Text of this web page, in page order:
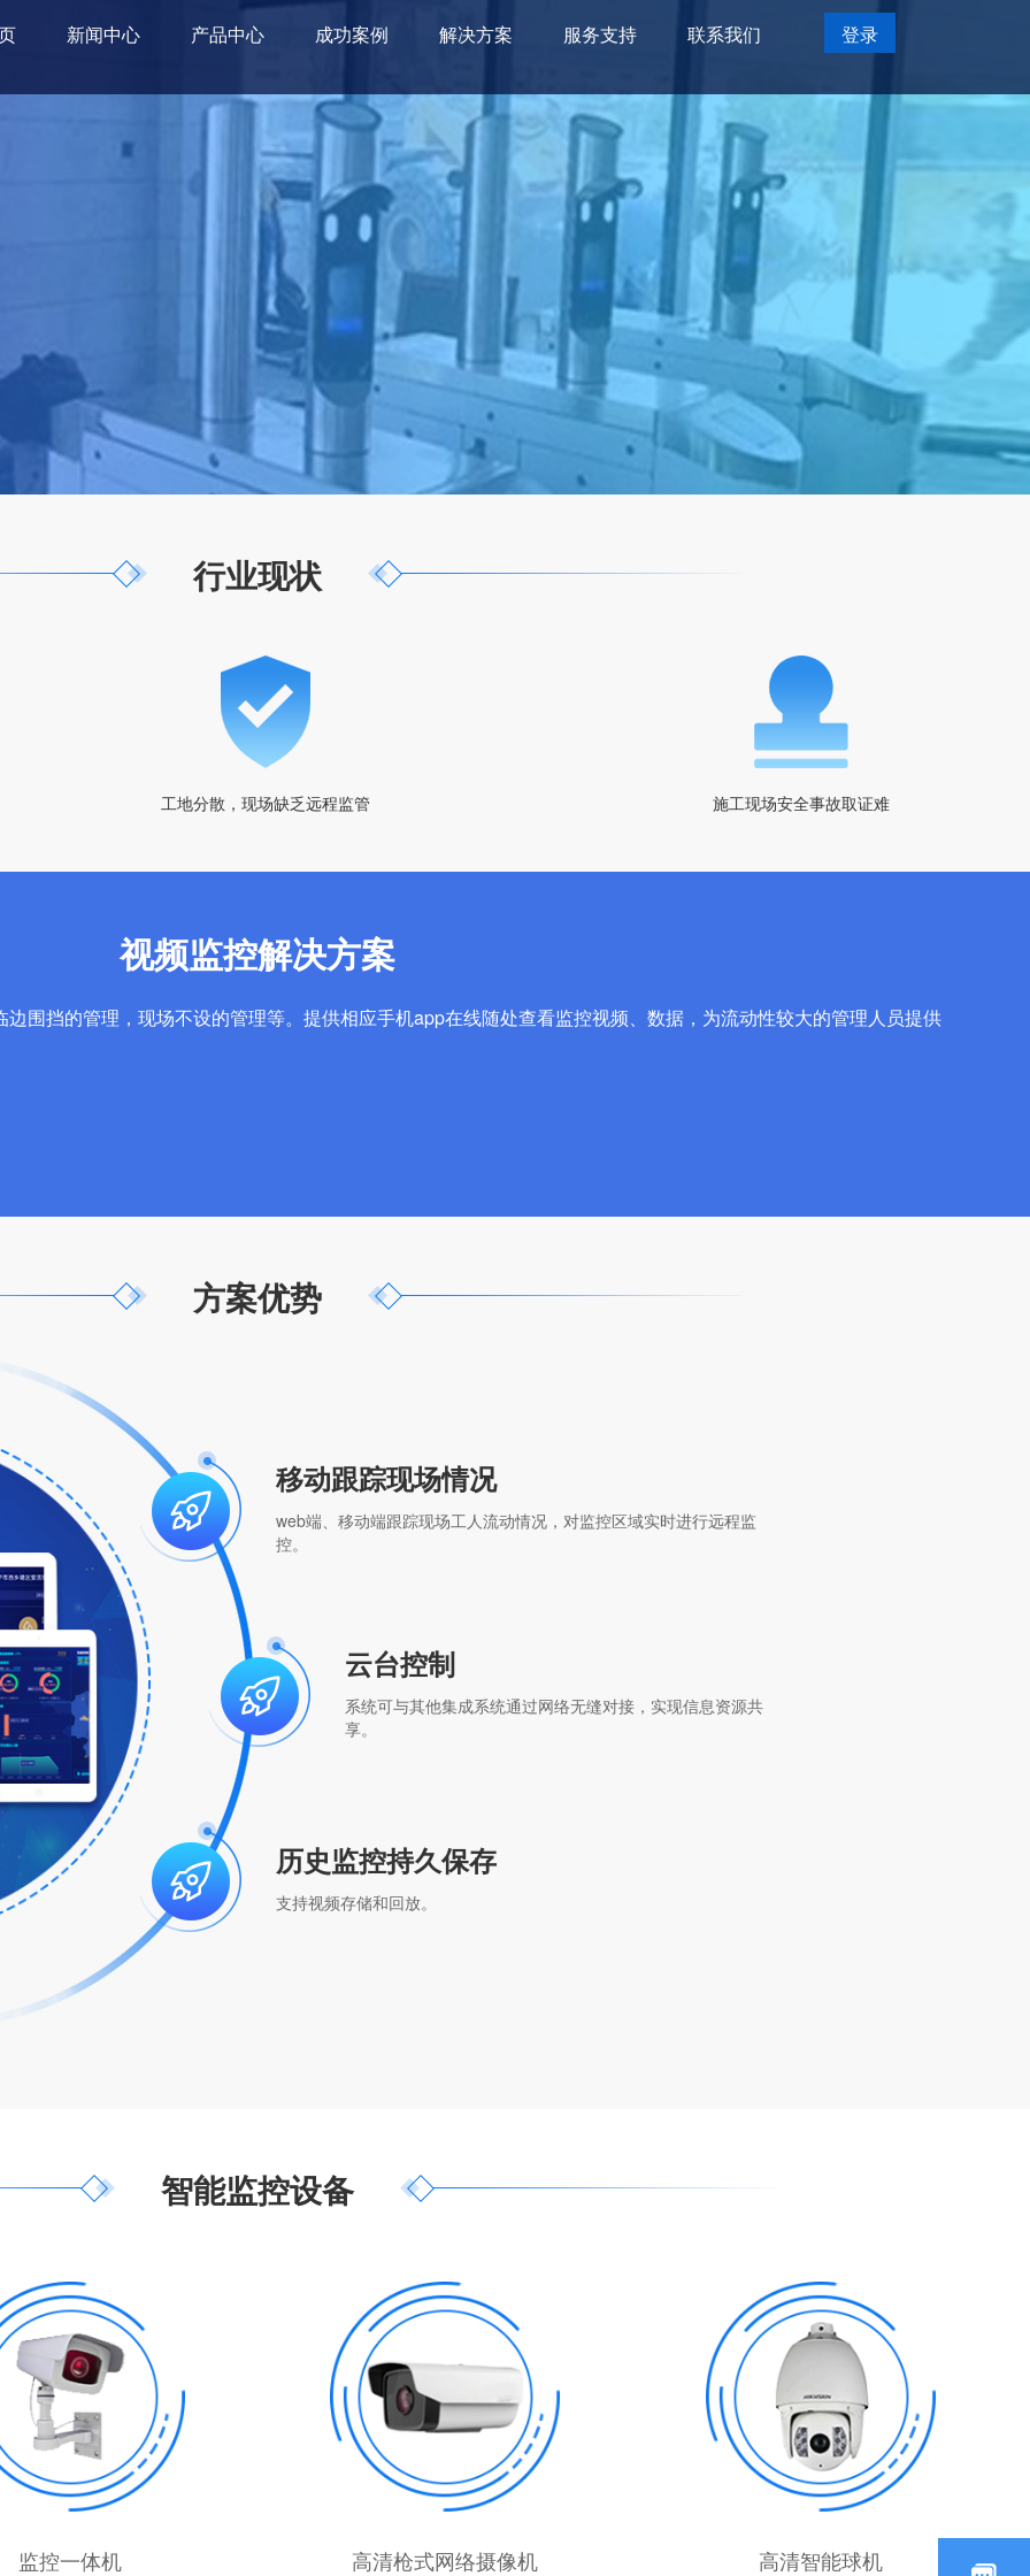
新闻中心 产品中心 成功案例 解决方案 服务支持 联系我们 登录
行业现状
工地分散，现场缺乏远程监管 施工现场安全事故取证难
视频监控解决方案
围挡的管理，现场不设的管理等。提供相应手机app在线随处查看监控视频、数据，为流动性较大的管理人员提供
方案优势
移动跟踪现场情况
web端、移动端跟踪现场工人流动情况，对监控区域实时进行远程监
控。
云台控制
系统可与其他集成系统通过网络无缝对接，实现信息资源共
享。
历史监控持久保存
支持视频存储和回放。
智能监控设备
监控一体机 高清枪式网络摄像机 高清智能球机